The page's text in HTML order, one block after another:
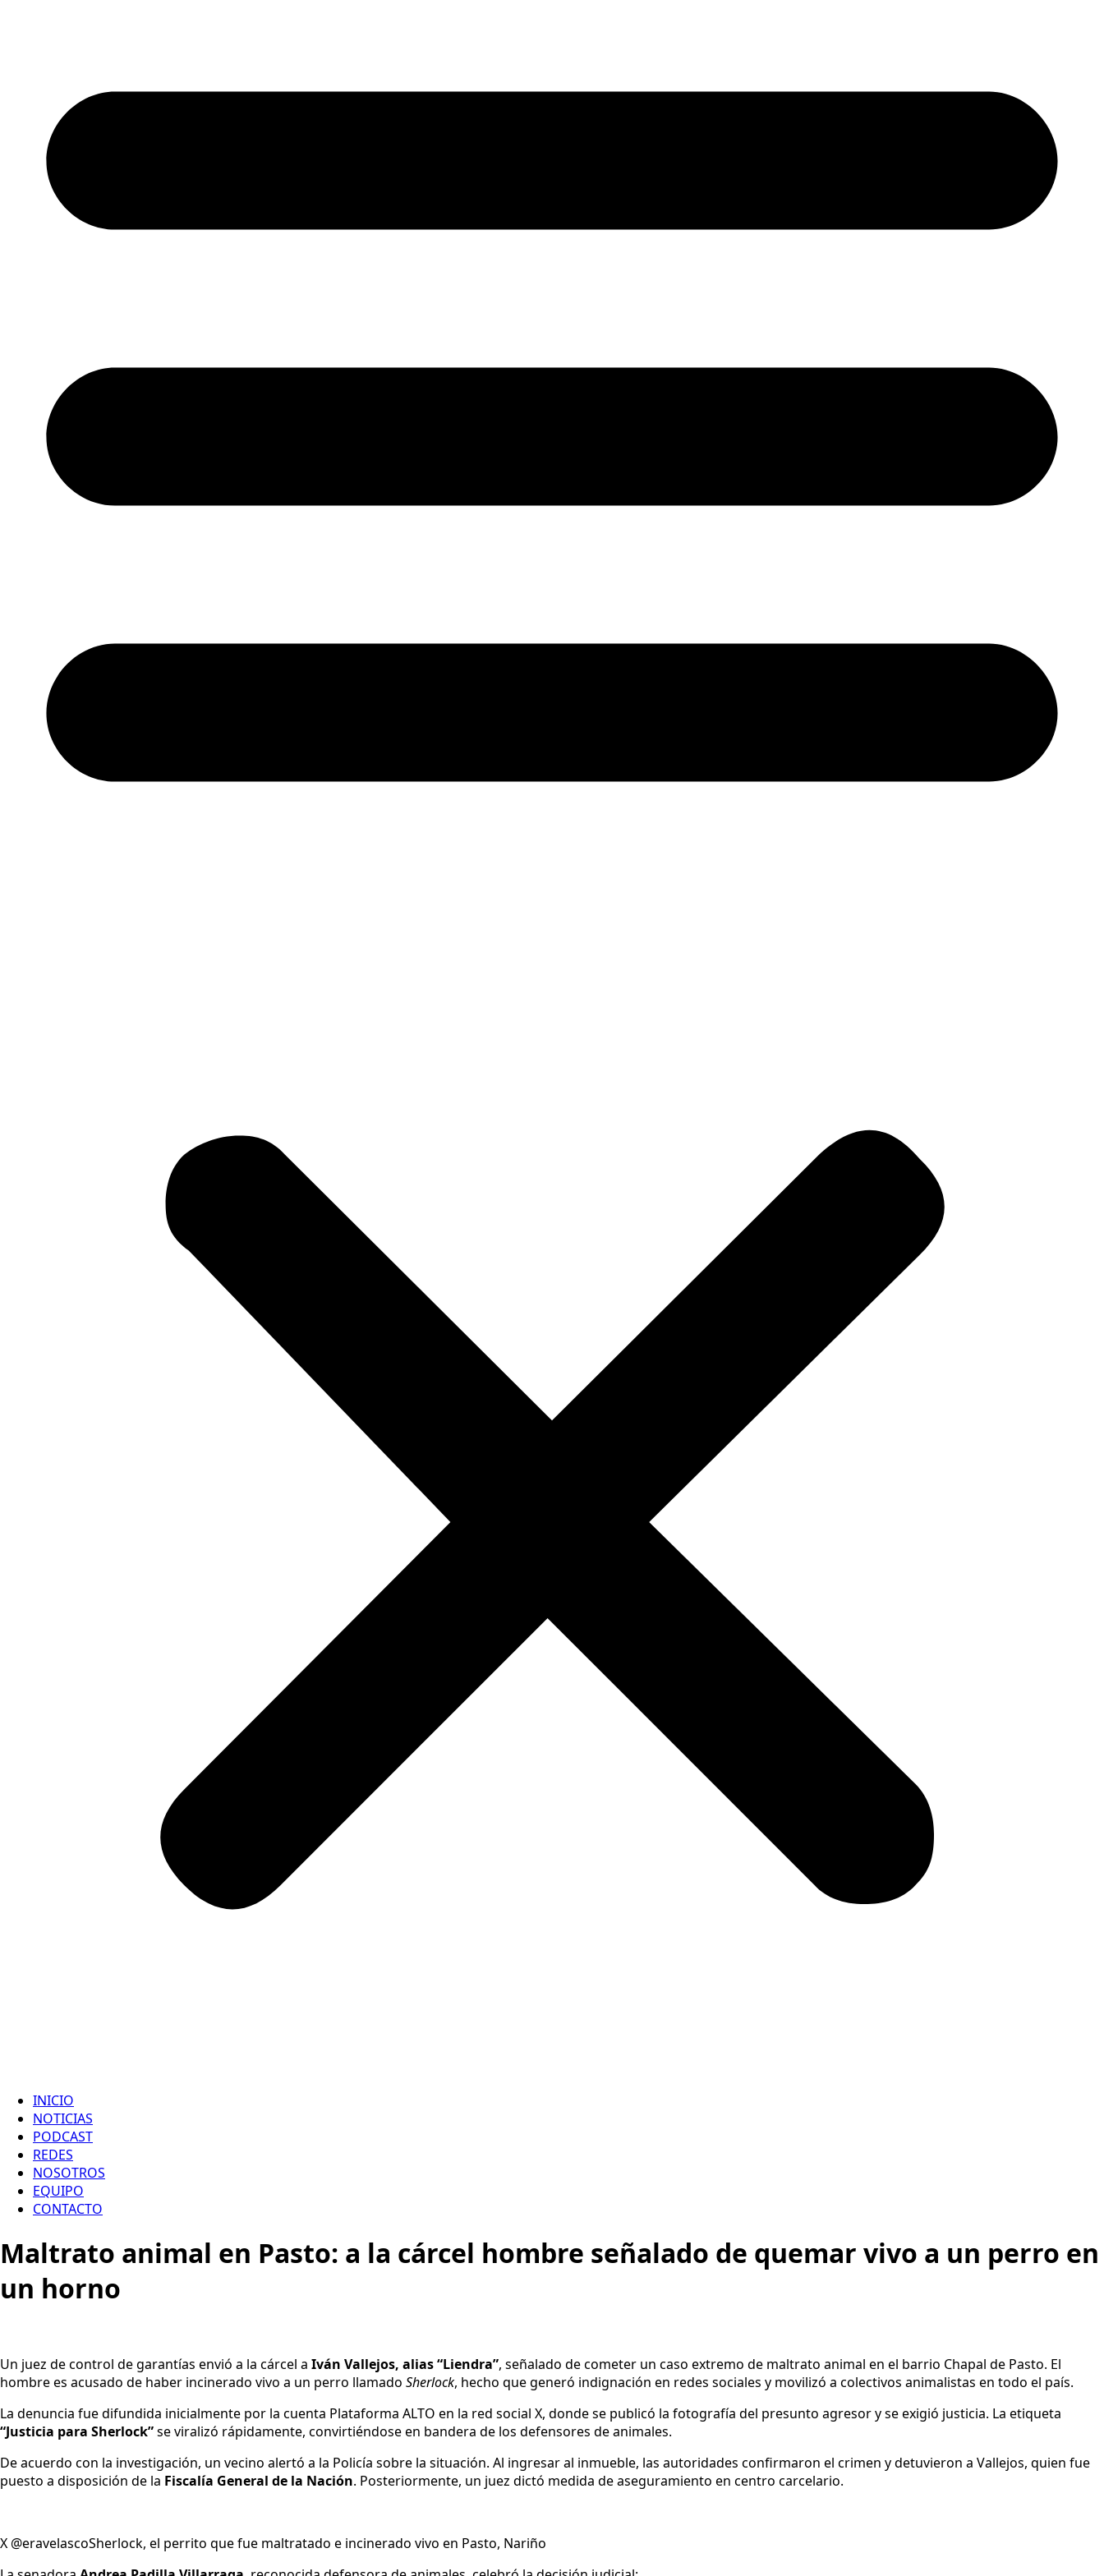
INICIO
NOTICIAS
PODCAST
REDES
NOSOTROS
EQUIPO
CONTACTO
Maltrato animal en Pasto: a la cárcel hombre señalado de quemar vivo a un perro en
un horno
Un juez de control de garantías envió a la cárcel a Iván Vallejos, alias “Liendra”, señalado de cometer un caso extremo de maltrato animal en el barrio Chapal de Pasto. El
hombre es acusado de haber incinerado vivo a un perro llamado Sherlock, hecho que generó indignación en redes sociales y movilizó a colectivos animalistas en todo el país.
La denuncia fue difundida inicialmente por la cuenta Plataforma ALTO en la red social X, donde se publicó la fotografía del presunto agresor y se exigió justicia. La etiqueta
“Justicia para Sherlock”se viralizó rápidamente, convirtiéndose en bandera de los defensores de animales.
De acuerdo con la investigación, un vecino alertó a la Policía sobre la situación. Al ingresar al inmueble, las autoridades confirmaron el crimen y detuvieron a Vallejos, quien fue
puesto a disposición de la Fiscalía General de la Nación. Posteriormente, un juez dictó medida de aseguramiento en centro carcelario.
X @eravelascoSherlock, el perrito que fue maltratado e incinerado vivo en Pasto, Nariño